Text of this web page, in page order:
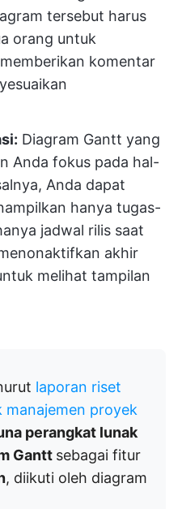
tersebut harus
orang untuk
komentar
Diagram Gantt yang
Anda fokus pada hal-
Anda dapat
hanya tugas-
jadwal rilis saat
akhir
melihat tampilan
laporan riset
manajemen proyek
perangkat lunak
Gantt sebagai fitur
, diikuti oleh diagram